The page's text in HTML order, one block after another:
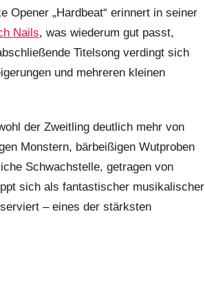
Opener „Hardbeat“ erinnert in seiner
Nails, was wiederum gut passt,
Titelsong verdingt sich
und mehreren kleinen
der Zweitling deutlich mehr von
Monstern, bärbeißigen Wutproben
Schwachstelle, getragen von
sich als fantastischer musikalischer
– eines der stärksten